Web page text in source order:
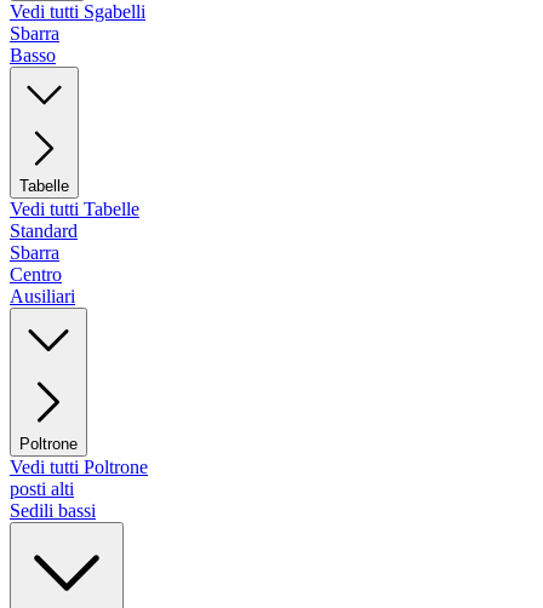
Vedi tutti Sgabelli
Sbarra
Basso
Tabelle
Vedi tutti Tabelle
Standard
Sbarra
Centro
Ausiliari
Poltrone
Vedi tutti Poltrone
posti alti
Sedili bassi